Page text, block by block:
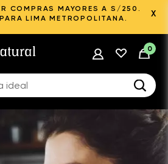
COMPRAS MAYORES A S/250.
LIMA METROPOLITANA.
X
0